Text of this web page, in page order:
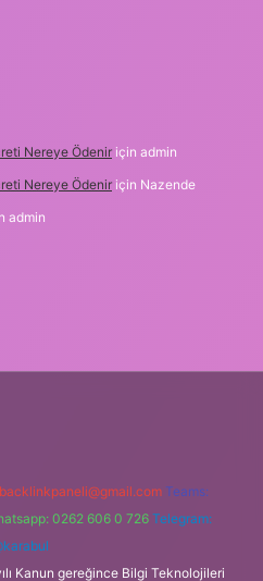
Nereye Ödenir için admin
Nereye Ödenir için Nazende
admin
backlinkpaneli@gmail.com Teams:
0262 606 0 726 Telegram:
Kanun gereğince Bilgi Teknolojileri